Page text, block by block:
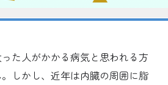
た人がかかる病気と思われる方
しかし、近年は内臓の周囲に脂